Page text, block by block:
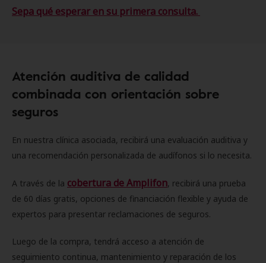
Sepa qué esperar en su primera consulta.
Atención auditiva de calidad
combinada con orientación sobre
seguros
En nuestra clínica asociada, recibirá una evaluación auditiva y
una recomendación personalizada de audífonos si lo necesita.
A través de la cobertura de Amplifon, recibirá una prueba
de 60 días gratis, opciones de financiación flexible y ayuda de
expertos para presentar reclamaciones de seguros.
Luego de la compra, tendrá acceso a atención de
seguimiento continua, mantenimiento y reparación de los